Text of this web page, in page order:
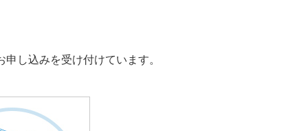
し込みを受け付けています。